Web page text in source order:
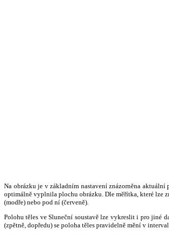
Na obrázku je v základním nastavení znázorněna
optimálně vyplnila plochu obrázku. Dle měřítka, které lze
(modře) nebo pod ní (červeně).
Polohu těles ve Sluneční soustavě lze vykreslit i pro jiné
(zpětně, dopředu) se poloha těles pravidelně mění v